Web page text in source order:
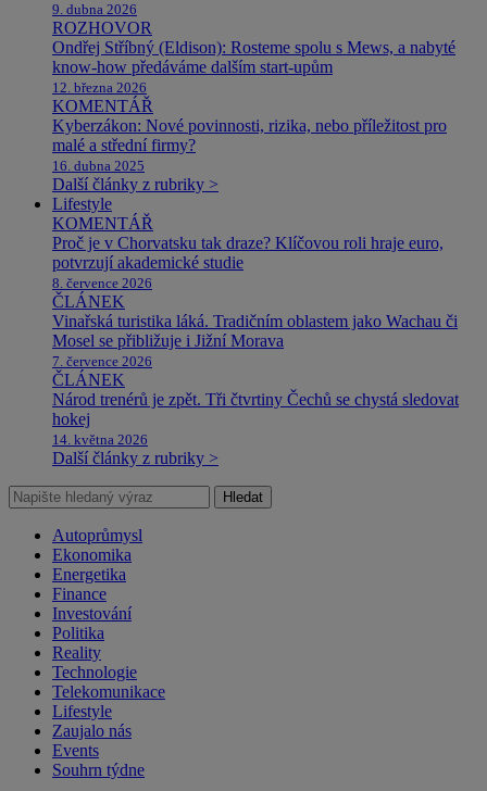
9. dubna 2026
ROZHOVOR
Ondřej Stříbný (Eldison): Rosteme spolu s Mews, a nabyté
know-how předáváme dalším start-upům
12. března 2026
KOMENTÁŘ
Kyberzákon: Nové povinnosti, rizika, nebo příležitost pro
malé a střední firmy?
16. dubna 2025
Další články z rubriky >
Lifestyle
KOMENTÁŘ
Proč je v Chorvatsku tak draze? Klíčovou roli hraje euro,
potvrzují akademické studie
8. července 2026
ČLÁNEK
Vinařská turistika láká. Tradičním oblastem jako Wachau či
Mosel se přibližuje i Jižní Morava
7. července 2026
ČLÁNEK
Národ trenérů je zpět. Tři čtvrtiny Čechů se chystá sledovat
hokej
14. května 2026
Další články z rubriky >
Hledat
Autoprůmysl
Ekonomika
Energetika
Finance
Investování
Politika
Reality
Technologie
Telekomunikace
Lifestyle
Zaujalo nás
Events
Souhrn týdne